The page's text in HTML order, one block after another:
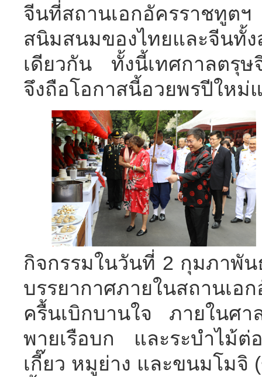
จีนที่สถานเอกอัครราชทูต
สนิมสนมของไทยและจีนทั้
เดียวกัน ทั้งนี้เทศกาลตรุษ
จึงถือโอกาสนี้อวยพรปีใหม่
กิจกรรมในวันที่ 2 กุมภาพัน
บรรยากาศภายในสถานเ
ครื้นเบิกบานใจ ภายในศ
พายเรือบก และระบำไม้
เกี๊ยว หมูย่าง และขนมโมจิ